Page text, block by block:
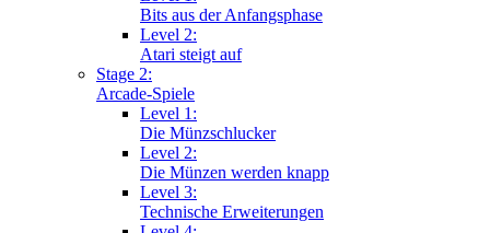
Bits aus der Anfangsphase
Level 2:
Atari steigt auf
Stage 2:
Arcade-Spiele
Level 1:
Die Münzschlucker
Level 2:
Die Münzen werden knapp
Level 3:
Technische Erweiterungen